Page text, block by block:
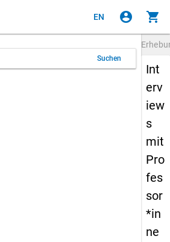
EN account_circle shopping_cart
Suchen
Int
erv
iew
s
mit
Pro
fes
sor
*in
ne